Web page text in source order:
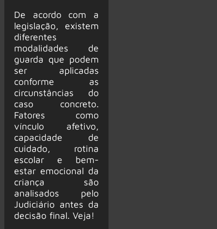
De acordo com a
legislação, existem
diferentes
modalidades de
guarda que podem
ser aplicadas
conforme as
circunstâncias do
caso concreto.
Fatores como
vínculo afetivo,
capacidade de
cuidado, rotina
escolar e bem-
estar emocional da
criança são
analisados pelo
Judiciário antes da
decisão final. Veja!